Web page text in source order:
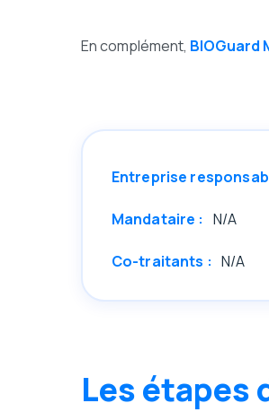
En complément, BIOGuard
Entreprise
Mandataire : N/A
Co-traitants : N/A
Les étapes